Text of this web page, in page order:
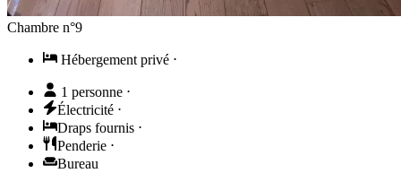
Chambre n°9
Hébergement privé ⋅
1 personne ⋅
Électricité ⋅
Draps fournis ⋅
Penderie ⋅
Bureau